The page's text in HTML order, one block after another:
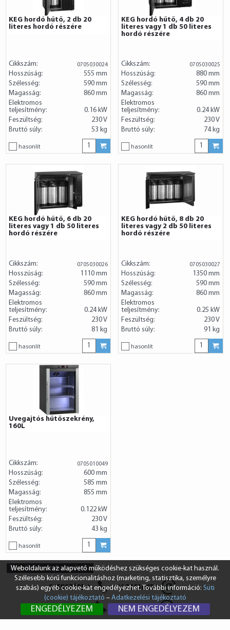
SZEKSZÁRD +36 74 510 054
info@vendi.hu
BUDAPEST +36 1 431 8687
KEG hordó hűtő, 2 db 20
literes hordó részére
Cikkszám: 0705030024
Hosszúság:
555 mm
Szélesség:
590 mm
Magasság:
860 mm
Elektromos
teljesítmény:
0.16 kW
Feszültség:
230 V
Bruttó súly:
53 kg
hasonlít
KEG hordó hűtő, 4 db 20
literes vagy 1 db 50 literes
hordó részére
Cikkszám: 0705030025
Hosszúság:
880 mm
Szélesség:
590 mm
Magasság:
860 mm
Elektromos
teljesítmény:
0.24 kW
Feszültség:
230 V
Bruttó súly:
74 kg
hasonlít
KEG hordó hűtő, 6 db 20
literes vagy 1 db 50 literes
hordó részére
Cikkszám: 0705030026
Hosszúság:
1110 mm
Szélesség:
590 mm
Magasság:
860 mm
Elektromos
teljesítmény:
0.24 kW
Feszültség:
230 V
Bruttó súly:
81 kg
hasonlít
KEG hordó hűtő, 8 db 20
literes vagy 2 db 50 literes
hordó részére
Cikkszám: 0705030027
Hosszúság:
1350 mm
Szélesség:
590 mm
Magasság:
860 mm
Elektromos
teljesítmény:
0.25 kW
Feszültség:
230 V
Bruttó súly:
91 kg
hasonlít
Üvegajtós hűtőszekrény,
160L
Cikkszám: 0705010049
Hosszúság:
600 mm
Szélesség:
585 mm
Magasság:
855 mm
Elektromos
teljesítmény:
0.122 kW
Feszültség:
230 V
Bruttó súly:
43 kg
hasonlít
Termékek összehasonlítása
Weboldalunk az alapvető működéshez szükséges cookie-kat használ.
Szélesebb körű funkcionalitáshoz (marketing, statisztika, személyre
szabás) egyéb cookie-kat engedélyezhet. További információ: Süti
(cookie) tájékoztató – Adatkezelési tájékoztató
ENGEDÉLYEZEM NEM ENGEDÉLYEZEM